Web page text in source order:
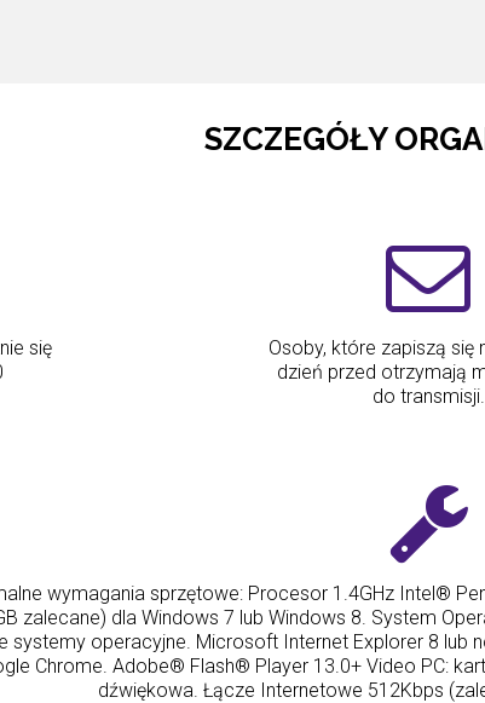
SZCZEGÓŁY
się
Osoby, które zapiszą się
dzień przed otrzymają
do transmisji.
wymagania sprzętowe: Procesor 1.4GHz Intel®
zalecane) dla Windows 7 lub Windows 8. System
systemy operacyjne. Microsoft Internet Explorer 8 lub
Chrome. Adobe® Flash® Player 13.0+ Video PC:
dźwiękowa. Łącze Internetowe 512Kbps